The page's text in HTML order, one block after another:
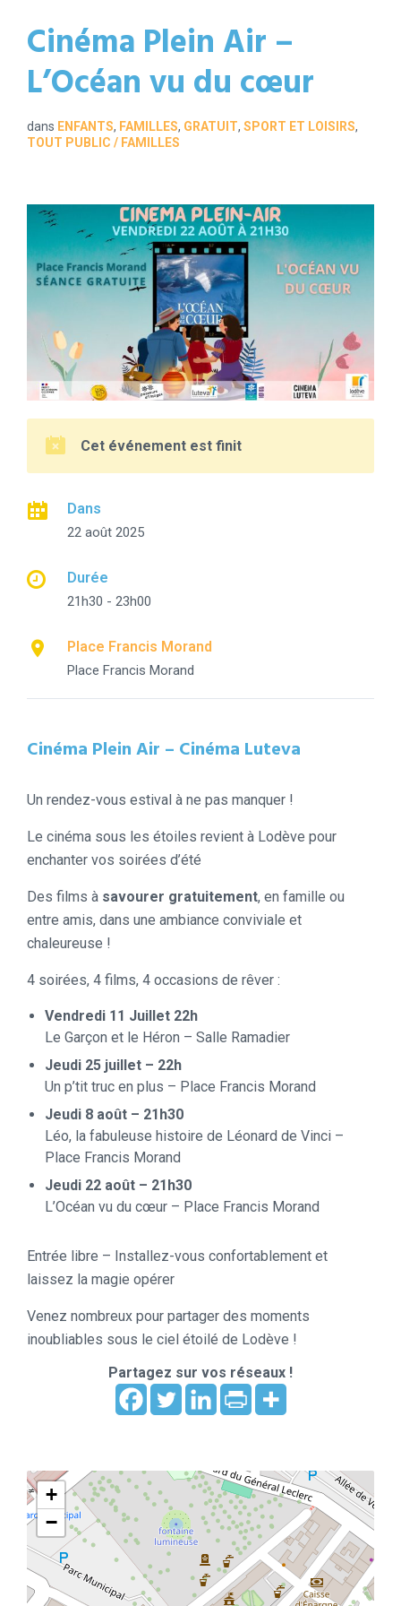
Cinéma Plein Air –
L’Océan vu du cœur
dans ENFANTS, FAMILLES, GRATUIT, SPORT ET LOISIRS,
TOUT PUBLIC / FAMILLES
Cet événement est finit
Dans
22 août 2025
Durée
21h30 - 23h00
Place Francis Morand
Place Francis Morand
Cinéma Plein Air – Cinéma Luteva
Un rendez-vous estival à ne pas manquer !
Le cinéma sous les étoiles revient à Lodève pour
enchanter vos soirées d’été
Des films à savourer gratuitement, en famille ou
entre amis, dans une ambiance conviviale et
chaleureuse !
4 soirées, 4 films, 4 occasions de rêver :
Vendredi 11 Juillet 22h
Le Garçon et le Héron – Salle Ramadier
Jeudi 25 juillet – 22h
Un p’tit truc en plus – Place Francis Morand
Jeudi 8 août – 21h30
Léo, la fabuleuse histoire de Léonard de Vinci –
Place Francis Morand
Jeudi 22 août – 21h30
L’Océan vu du cœur – Place Francis Morand
Entrée libre – Installez-vous confortablement et
laissez la magie opérer
Venez nombreux pour partager des moments
inoubliables sous le ciel étoilé de Lodève !
Partagez sur vos réseaux !
+
−